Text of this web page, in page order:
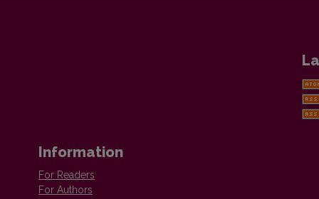
Information
For Readers
For Authors